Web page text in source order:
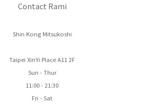
Contact Rami
Shin Kong Mitsukoshi
Taipei XinYi Place A11 2F
Sun - Thur
11:00 - 21:30
Fri - Sat